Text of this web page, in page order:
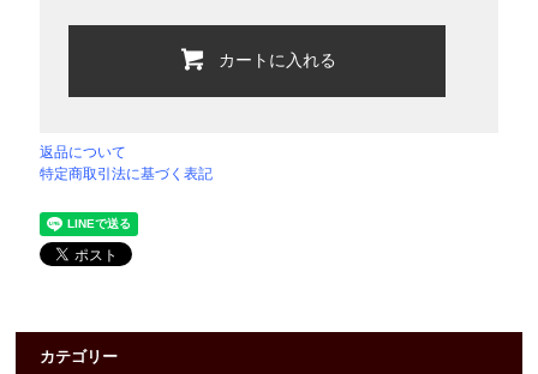
カートに入れる
返品について
特定商取引法に基づく表記
カテゴリー